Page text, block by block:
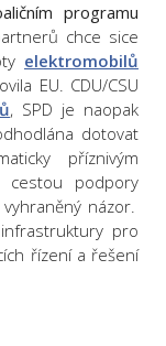
programu
chce sice
elektromobilů
EU. CDU/CSU
, SPD je naopak
dotovat
příznivým
cestou podpory
názor.
pro
řízení a řešení